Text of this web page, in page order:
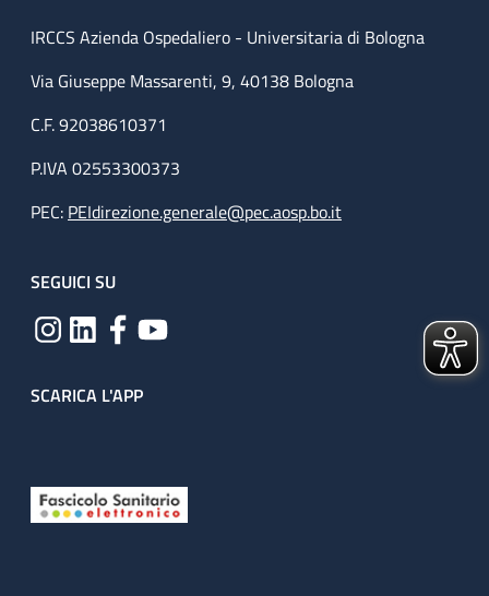
IRCCS Azienda Ospedaliero - Universitaria di Bologna
Via Giuseppe Massarenti, 9, 40138 Bologna
C.F. 92038610371
P.IVA 02553300373
PEC: PEIdirezione.generale@pec.aosp.bo.it
SEGUICI SU
SCARICA L'APP